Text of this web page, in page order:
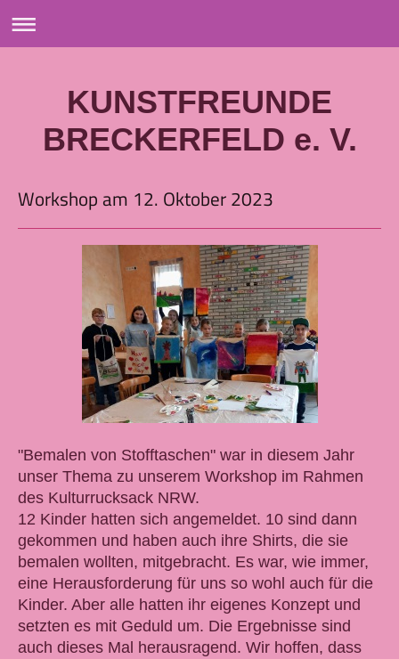
KUNSTFREUNDE
BRECKERFELD e. V.
Workshop am 12. Oktober 2023
"Bemalen von Stofftaschen" war in diesem Jahr
unser Thema zu unserem Workshop im Rahmen
des Kulturrucksack NRW.
12 Kinder hatten sich angemeldet. 10 sind dann
gekommen und haben auch ihre Shirts, die sie
bemalen wollten, mitgebracht. Es war, wie immer,
eine Herausforderung für uns so wohl auch für die
Kinder. Aber alle hatten ihr eigenes Konzept und
setzten es mit Geduld um. Die Ergebnisse sind
auch dieses Mal herausragend. Wir hoffen, dass